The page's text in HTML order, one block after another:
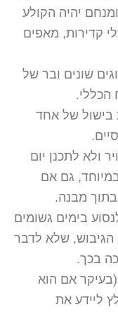
יהיה הקולע
קדירות, מאפים
שונים ובר של
הכללי.
בישול של אחד
ולא לתכנן יום
גם אם
מבנה.
בימים גשומים
הגיבוש, שלא לדבר
בכך.
אם הוא
ליידע את